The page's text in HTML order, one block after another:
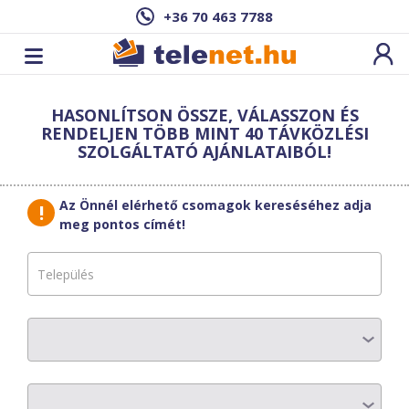
+36 70 463 7788
Ez a csomag sajnos nem elérhető az Ön
címén.Megnézem másik címen!
vissza a szolgáltatásokhoz
ZNET Telekom
AZ ELŐFIZETÉS RÉSZLETEI
HASONLÍTSON ÖSSZE, VÁLASSZON ÉS
RENDELJEN TÖBB MINT 40 TÁVKÖZLÉSI
SZOLGÁLTATÓ AJÁNLATAIBÓL!
Az Önnél elérhető csomagok kereséséhez adja
meg pontos címét!